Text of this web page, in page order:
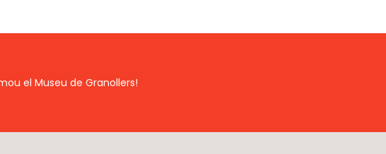
el Museu de Granollers!